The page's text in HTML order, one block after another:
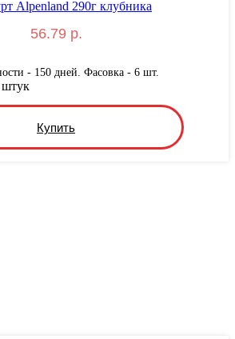
56.79 р.
- 150 дней. Фасовка - 6 шт.
Купить
штук